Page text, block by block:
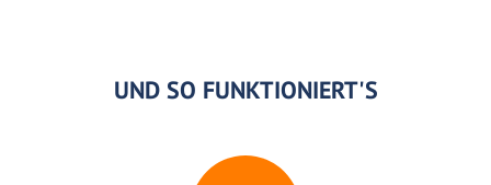
UND SO FUNKTIONIERT'S